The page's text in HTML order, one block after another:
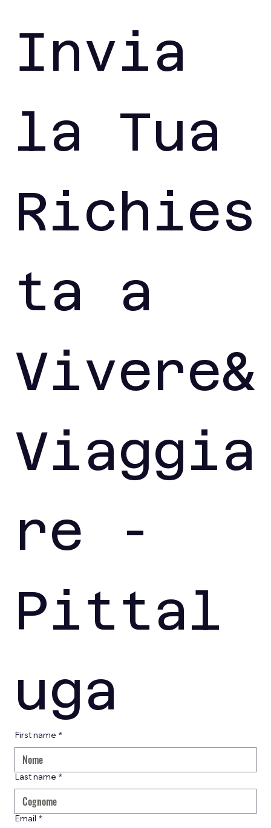
Invia
la Tua
Richies
ta a
Vivere&
Viaggia
re -
Pittal
uga
First name *
Last name *
Email *